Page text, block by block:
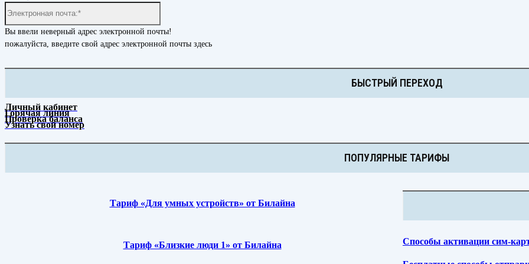
Вы ввели неверный адрес электронной почты!
пожалуйста, введите свой адрес электронной почты здесь
БЫСТРЫЙ ПЕРЕХОД
Личный кабинет
Горячая линия
Проверка баланса
Узнать свой номер
ПОПУЛЯРНЫЕ ТАРИФЫ
Тариф «Для умных устройств» от Билайна
Тариф «Близкие люди 1» от Билайна Способы активации сим-